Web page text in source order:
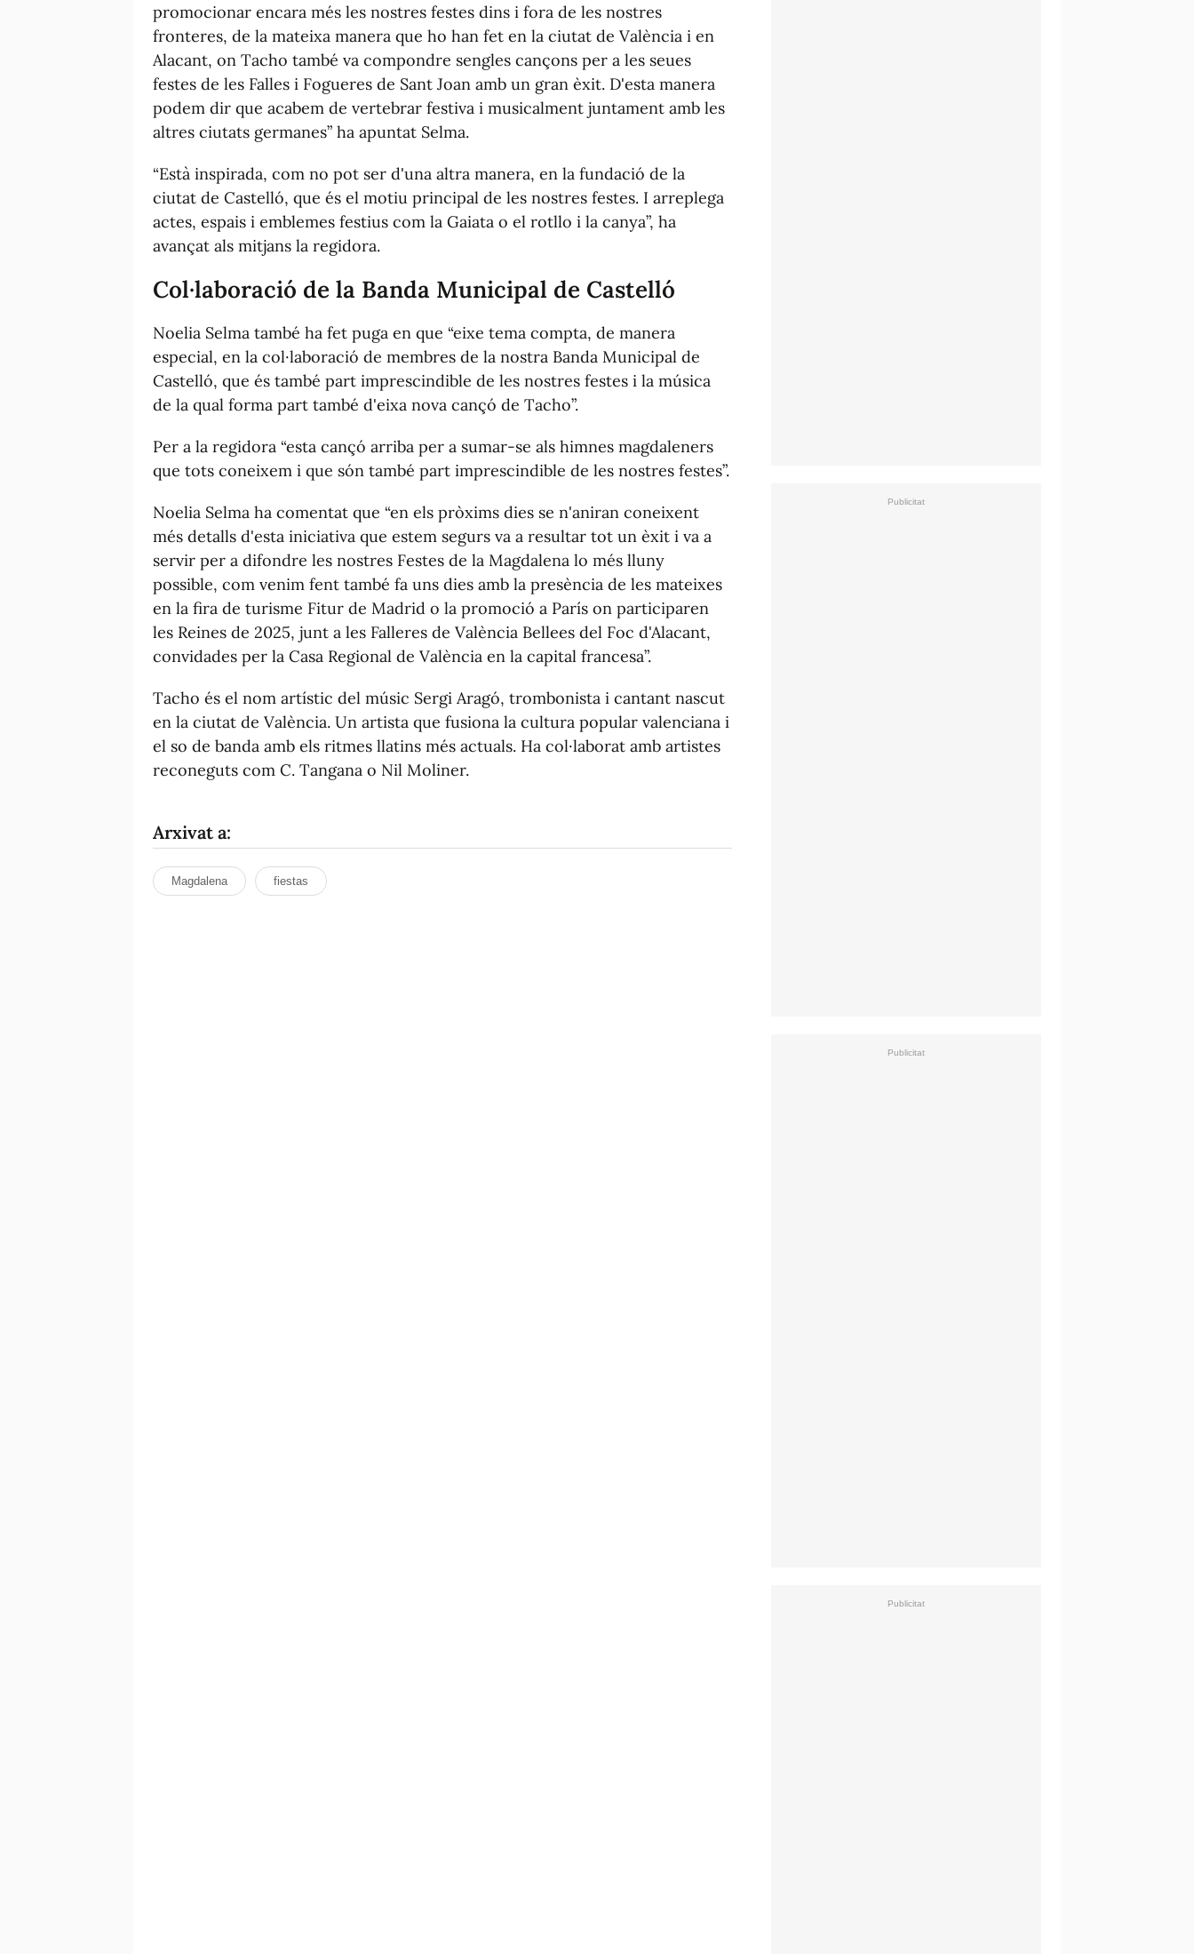
promocionar encara més les nostres festes dins i fora de les nostres
fronteres, de la mateixa manera que ho han fet en la ciutat de València i en
Alacant, on Tacho també va compondre sengles cançons per a les seues
festes de les Falles i Fogueres de Sant Joan amb un gran èxit. D'esta manera
podem dir que acabem de vertebrar festiva i musicalment juntament amb les
altres ciutats germanes” ha apuntat Selma.
“Està inspirada, com no pot ser d'una altra manera, en la fundació de la
ciutat de Castelló, que és el motiu principal de les nostres festes. I arreplega
actes, espais i emblemes festius com la Gaiata o el rotllo i la canya”, ha
avançat als mitjans la regidora.
Col·laboració de la Banda Municipal de Castelló
Noelia Selma també ha fet puga en que “eixe tema compta, de manera
especial, en la col·laboració de membres de la nostra Banda Municipal de
Castelló, que és també part imprescindible de les nostres festes i la música
de la qual forma part també d'eixa nova cançó de Tacho”.
Per a la regidora “esta cançó arriba per a sumar-se als himnes magdaleners
que tots coneixem i que són també part imprescindible de les nostres festes”.
Noelia Selma ha comentat que “en els pròxims dies se n'aniran coneixent
més detalls d'esta iniciativa que estem segurs va a resultar tot un èxit i va a
servir per a difondre les nostres Festes de la Magdalena lo més lluny
possible, com venim fent també fa uns dies amb la presència de les mateixes
en la fira de turisme Fitur de Madrid o la promoció a París on participaren
les Reines de 2025, junt a les Falleres de València Bellees del Foc d'Alacant,
convidades per la Casa Regional de València en la capital francesa”.
Tacho és el nom artístic del músic Sergi Aragó, trombonista i cantant nascut
en la ciutat de València. Un artista que fusiona la cultura popular valenciana i
el so de banda amb els ritmes llatins més actuals. Ha col·laborat amb artistes
reconeguts com C. Tangana o Nil Moliner.
Arxivat a:
Magdalena fiestas